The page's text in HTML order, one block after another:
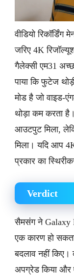
वीडियो
जरिए 4K
गैलेक्सी एम31
पाया कि फुटेज
मोड है जो वाइड-
थोड़ा कम करता
आउटपुट मिला,
मिला। यदि आप
प्रकार का
Verdict
सैमसंग ने Galaxy
एक कारण हो
बदलाव नहीं
अपग्रेड किया और